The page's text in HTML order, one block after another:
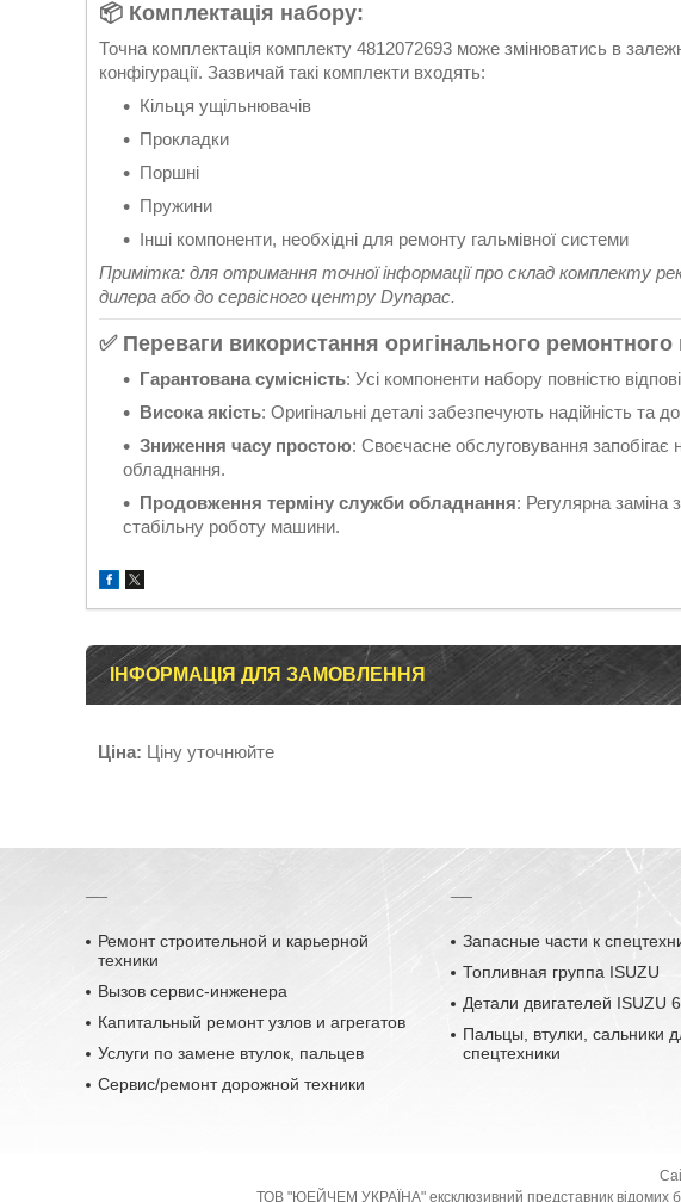
📦 Комплектація набору:
Точна комплектація комплекту 4812072693 може змінюватись в
конфігурації. Зазвичай такі комплекти входять:
Кільця ущільнювачів
Прокладки
Поршні
Пружини
Інші компоненти, необхідні для ремонту гальмівної системи
Примітка: для отримання точної інформації про склад комплекту
дилера або до сервісного центру Dynapac.
✅ Переваги використання оригінального ремонтного
Гарантована сумісність: Усі компоненти набору повністю
Висока якість: Оригінальні деталі забезпечують надійність та
Зниження часу простою: Своєчасне обслуговування
обладнання.
Продовження терміну служби обладнання: Регулярна заміна
стабільну роботу машини.
ІНФОРМАЦІЯ ДЛЯ ЗАМОВЛЕННЯ
Ціна: Ціну уточнюйте
Ремонт строительной и карьерной
техники
Вызов сервис-инженера
Капитальный ремонт узлов и агрегатов
Услуги по замене втулок, пальцев
Сервис/ремонт дорожной техники
Запасные части к
Топливная группа ISUZU
Детали двигателей ISUZU
Пальцы, втулки, сальники
спецтехники